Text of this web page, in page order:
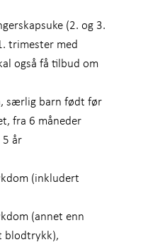
(2. og 3.
trimester med
også få tilbud om
særlig barn født før
fra 6 måneder
5 år
(inkludert
(annet enn
blodtrykk),